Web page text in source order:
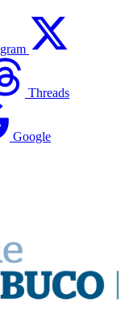
Threads
Google